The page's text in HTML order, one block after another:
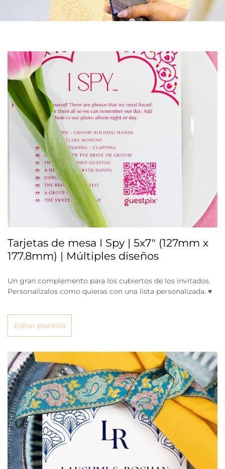
Tarjetas de mesa I Spy | 5x7" (127mm x
177.8mm) | Múltiples diseños
Un gran complemento para los cubiertos de los invitados.
Personalízalos como quieras con una lista personalizada. ♥
Editar plantilla